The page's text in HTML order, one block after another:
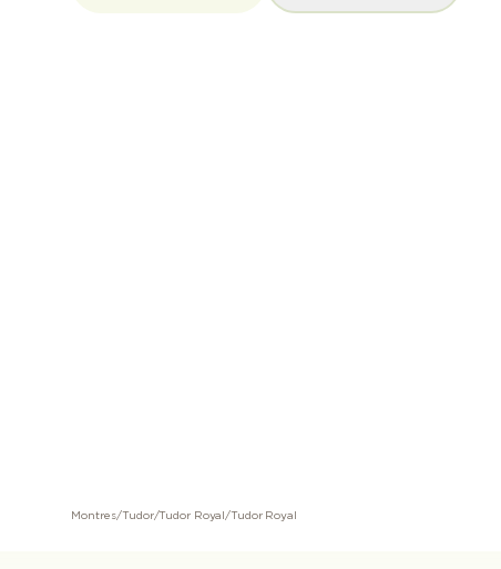
Montres/Tudor/Tudor Royal/Tudor Royal